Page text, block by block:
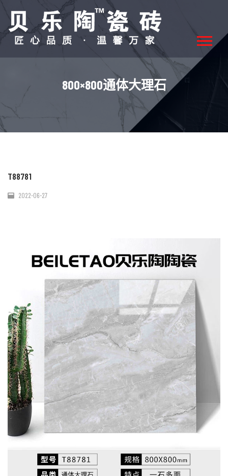
800×800通体大理石
T88781
2022-06-27